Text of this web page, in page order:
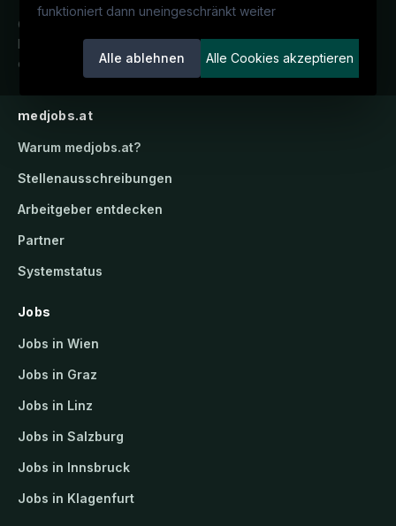
funktioniert dann uneingeschränkt weiter
Alle ablehnen Alle Cookies akzeptieren
Österreichs medizinisches
Karriereportal.Ein Service der
candidatis GmbH.
medjobs.at
Warum medjobs.at?
Stellenausschreibungen
Arbeitgeber entdecken
Partner
Systemstatus
Jobs
Jobs in Wien
Jobs in Graz
Jobs in Linz
Jobs in Salzburg
Jobs in Innsbruck
Jobs in Klagenfurt